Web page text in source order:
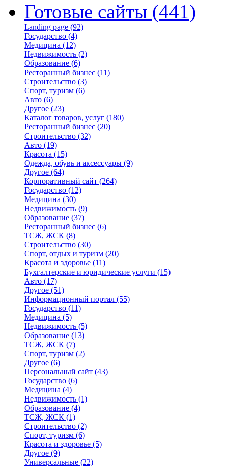
Готовые сайты (441)
Landing page (92)
Государство (4)
Медицина (12)
Недвижимость (2)
Образование (6)
Ресторанный бизнес (11)
Строительство (3)
Спорт, туризм (6)
Авто (6)
Другое (23)
Каталог товаров, услуг (180)
Ресторанный бизнес (20)
Строительство (32)
Авто (19)
Красота (15)
Одежда, обувь и аксессуары (9)
Другое (64)
Корпоративный сайт (264)
Государство (12)
Медицина (30)
Недвижимость (9)
Образование (37)
Ресторанный бизнес (6)
ТСЖ, ЖСК (8)
Строительство (30)
Спорт, отдых и туризм (20)
Красота и здоровье (11)
Бухгалтерские и юридические услуги (15)
Авто (17)
Другое (51)
Информационный портал (55)
Государство (11)
Медицина (5)
Недвижимость (5)
Образование (13)
ТСЖ, ЖСК (7)
Спорт, туризм (2)
Другое (6)
Персональный сайт (43)
Государство (6)
Медицина (4)
Недвижимость (1)
Образование (4)
ТСЖ, ЖСК (1)
Строительство (2)
Спорт, туризм (6)
Красота и здоровье (5)
Другое (9)
Универсальные (22)